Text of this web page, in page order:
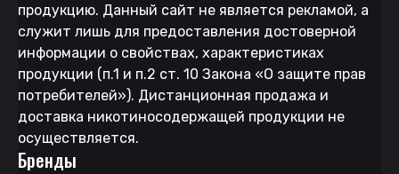
продукцию. Данный сайт не является рекламой, а
служит лишь для предоставления достоверной
информации о свойствах, характеристиках
продукции (п.1 и п.2 ст. 10 Закона «О защите прав
потребителей»). Дистанционная продажа и
доставка никотиносодержащей продукции не
осуществляется.
Бренды